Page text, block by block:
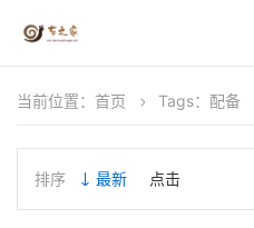
当前位置： 首页 Tags：配备
排序 最新 点击